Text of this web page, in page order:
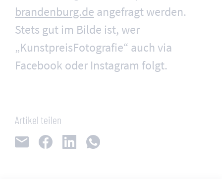
brandenburg.de angefragt werden.
Stets gut im Bilde ist, wer
„KunstpreisFotografie“ auch via
Facebook oder Instagram folgt.
Artikel teilen